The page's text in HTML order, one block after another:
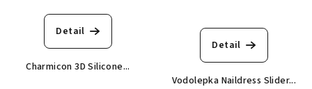
Detail
Charmicon 3D Silicone...
Detail
Vodolepka Naildress Slider...